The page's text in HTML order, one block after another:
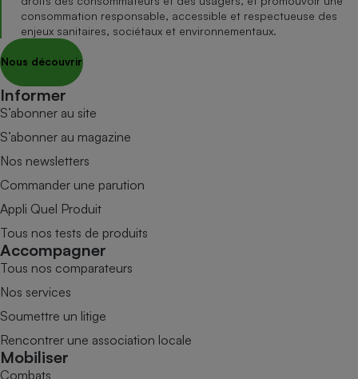
consommation responsable, accessible et respectueuse des
enjeux sanitaires, sociétaux et environnementaux.
Nous découvrir
Informer
S’abonner au site
S’abonner au magazine
Nos newsletters
Commander une parution
Appli Quel Produit
Tous nos tests de produits
Accompagner
Tous nos comparateurs
Nos services
Soumettre un litige
Rencontrer une association locale
Mobiliser
Combats